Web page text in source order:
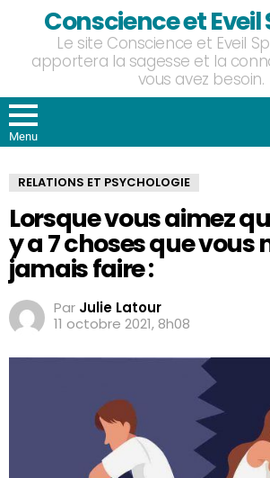
Conscience et Eveil
Le site Conscience et Eveil
apportera la sagesse et la
vous avez besoin.
Menu
RELATIONS ET PSYCHOLOGIE
Lorsque vous aimez
y a 7 choses que vous
jamais faire :
Par Julie Latour
11 octobre 2021, 8h08